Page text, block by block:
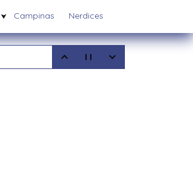
Campinas Nerdices